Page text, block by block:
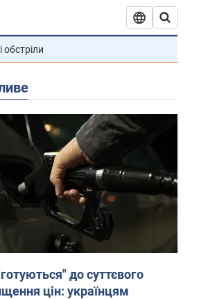
обстріли
до суттєвого
цін: українцям